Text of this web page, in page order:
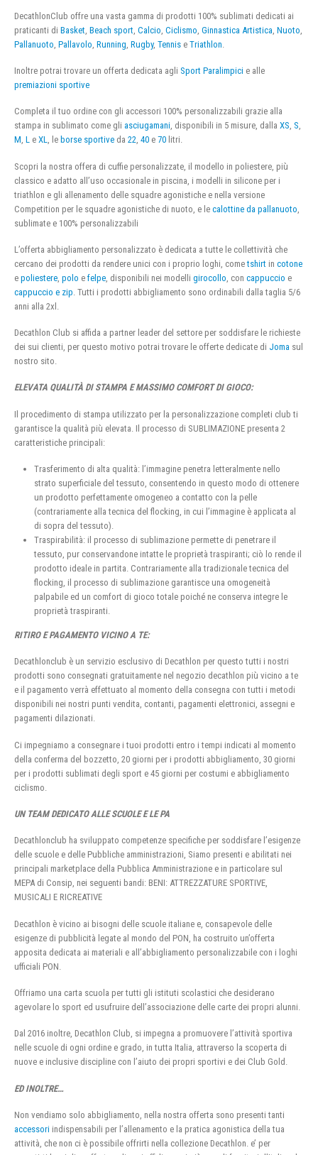
DecathlonClub offre una vasta gamma di prodotti 100% sublimati dedicati ai
praticanti di Basket Beach sport Calcio Ciclismo Ginnastica Artistica Nuoto
Pallanuoto Pallavolo Running Rugby, Tennis e Triathlon
Inoltre potrai trovare un offerta dedicata agli Sport Paralimpici e alle
premiazioni sportive
Completa il tuo ordine con gli accessori 100% personalizzabili grazie alla
stampa in sublimato come gli asciugamani, disponibili in 5 misure, dalla XS, S,
M, L e XL, le borse sportive da 22, 40 e 70 litri.
Scopri la nostra offera di cuffie personalizzate, il modello in poliestere, più
classico e adatto all’uso occasionale in piscina, i modelli in silicone per i
triathlon e gli allenamento delle squadre agonistiche e nella versione
Competition per le squadre agonistiche di nuoto, e le calottine da pallanuoto
sublimate e 100% personalizzabili
L’offerta abbigliamento personalizzato è dedicata a tutte le collettività che
cercano dei prodotti da rendere unici con i proprio loghi, cometshirt in cotone
e poliestere polo e felpe , disponibili nei modelli girocollo , con cappuccio e
cappuccio e zip . Tutti i prodotti abbigliamento sono ordinabili dalla taglia 5/6
anni alla 2xl.
Decathlon Club si affida a partner leader del settore per soddisfare le richieste
dei sui clienti, per questo motivo potrai trovare le offerte dedicate di Joma sul
nostro sito.
ELEVATA QUALITÀ DI STAMPA E MASSIMO COMFORT DI GIOCO:
Il procedimento di stampa utilizzato per la personalizzazione completi club ti
garantisce la qualità più elevata. Il processo di SUBLIMAZIONE presenta 2
caratteristiche principali:
Trasferimento di alta qualità: l’immagine penetra letteralmente nello
strato superficiale del tessuto, consentendo in questo modo di ottenere
un prodotto perfettamente omogeneo a contatto con la pelle
(contrariamente alla tecnica del flocking, in cui l’immagine è applicata al
di sopra del tessuto).
Traspirabilità: il processo di sublimazione permette di penetrare il
tessuto, pur conservandone intatte le proprietà traspiranti; ciò lo rende il
prodotto ideale in partita. Contrariamente alla tradizionale tecnica del
flocking, il processo di sublimazione garantisce una omogeneità
palpabile ed un comfort di gioco totale poiché ne conserva integre le
proprietà traspiranti.
RITIRO E PAGAMENTO VICINO A TE:
Decathlonclub è un servizio esclusivo di Decathlon per questo tutti i nostri
prodotti sono consegnati gratuitamente nel negozio decathlon più vicino a te
e il pagamento verrà effettuato al momento della consegna con tutti i metodi
disponibili nei nostri punti vendita, contanti, pagamenti elettronici, assegni e
pagamenti dilazionati.
Ci impegniamo a consegnare i tuoi prodotti entro i tempi indicati al momento
della conferma del bozzetto, 20 giorni per i prodotti abbigliamento, 30 giorni
per i prodotti sublimati degli sport e 45 giorni per costumi e abbigliamento
ciclismo.
UN TEAM DEDICATO ALLE SCUOLE E LE PA
Decathlonclub ha sviluppato competenze specifiche per soddisfare l’esigenze
delle scuole e delle Pubbliche amministrazioni, Siamo presenti e abilitati nei
principali marketplace della Pubblica Amministrazione e in particolare sul
MEPA di Consip, nei seguenti bandi: BENI: ATTREZZATURE SPORTIVE,
MUSICALI E RICREATIVE
Decathlon è vicino ai bisogni delle scuole italiane e, consapevole delle
esigenze di pubblicità legate al mondo del PON, ha costruito un’offerta
apposita dedicata ai materiali e all’abbigliamento personalizzabile con i loghi
ufficiali PON.
Offriamo una carta scuola per tutti gli istituti scolastici che desiderano
agevolare lo sport ed usufruire dell’associazione delle carte dei propri alunni.
Dal 2016 inoltre, Decathlon Club, si impegna a promuovere l’attività sportiva
nelle scuole di ogni ordine e grado, in tutta Italia, attraverso la scoperta di
nuove e inclusive discipline con l’aiuto dei propri sportivi e dei Club Gold.
ED INOLTRE…
Non vendiamo solo abbigliamento, nella nostra offerta sono presenti tanti
accessori indispensabili per l’allenamento e la pratica agonistica della tua
attività, che non ci è possibile offrirti nella collezione Decathlon. e’ per